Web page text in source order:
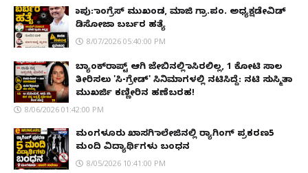
ಕಾಪು: ಕಾಂಗ್ರೆಸ್ ಮುಖಂಡ, ಮಾಜಿ ಗ್ರಾ.ಪಂ. ಅಧ್ಯಕ್ಷಡೇವಿಡ್
ಡಿಸೋಜಾ ಬರ್ಬರ ಹತ್ಯೆ
8/07/2026 05:40:00 PM
ಬ್ಯಾಂಕ್‌ರಾಪ್ಟ್‌ ಆಗಿ ಜೇಬಿನಲ್ಲಿ ಕಾಸಿರಲಿಲ್ಲ, ₹1 ಕೋಟಿ ಸಾಲ
ತೀರಿಸಲು 'ಸಿ-ಗ್ರೇಡ್' ಸಿನಿಮಾಗಳಲ್ಲಿ ನಟಿಸಿದ್ದೆ: ನಟಿ ಸುಸ್ಮಿತಾ
ಮುಖರ್ಜಿ ಕಣ್ಣೀರಿನ ಹಣೆಬರಹ!
8/06/2026 01:42:00 PM
ಮಂಗಳೂರು ಖಾಸಗಿ ಕಾಲೇಜಿನಲ್ಲಿ ರ‌್ಯಾಗಿಂಗ್ ಪ್ರಕರಣ5
ಮಂದಿ ವಿದ್ಯಾರ್ಥಿಗಳು ಬಂಧನ
8/05/2026 10:41:00 PM